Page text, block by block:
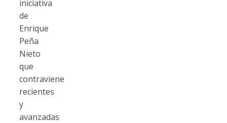
iniciativa
de
Enrique
Peña
Nieto
que
contraviene
recientes
y
avanzadas